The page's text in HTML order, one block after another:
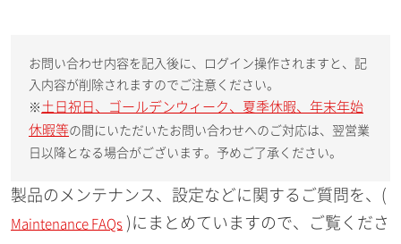
お問い合わせ内容を記入後に、ログイン操作されますと、記
入内容が削除されますのでご注意ください。
※ 土日祝日、ゴールデンウィーク、夏季休暇、年末年始
休暇等の間にいただいたお問い合わせへのご対応は、翌営業
日以降となる場合がございます。予めご了承ください。
製品のメンテナンス、設定などに関するご質問を、(
Maintenance FAQs )にまとめていますので、ご覧くださ